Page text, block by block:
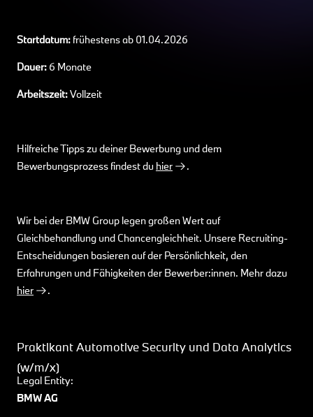
Startdatum: frühestens ab 01.04.2026
Dauer: 6 Monate
Arbeitszeit:Vollzeit
Hilfreiche Tipps zu deiner Bewerbung und dem
Bewerbungsprozess findest du hier .
Wir bei der BMW Group legen großen Wert auf
Gleichbehandlung und Chancengleichheit. Unsere Recruiting-
Entscheidungen basieren auf der Persönlichkeit, den
Erfahrungen und Fähigkeiten der Bewerber:innen. Mehr dazu
hier
.
Praktikant Automotive Security und Data Analytics
(w/m/x)
Legal Entity:
BMW AG